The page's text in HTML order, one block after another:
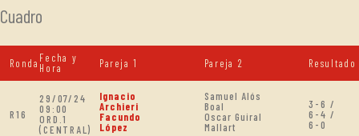
Cuadro
Ronda Fecha y
Hora
Pareja 1 Pareja 2 Resultado
R16
29/07/24
09:00
ORD.1
(CENTRAL)
Ignacio
Archieri
Facundo
López
Samuel Alós
Boal
Oscar Guiral
Mallart
3-6 /
6-4 /
6-0